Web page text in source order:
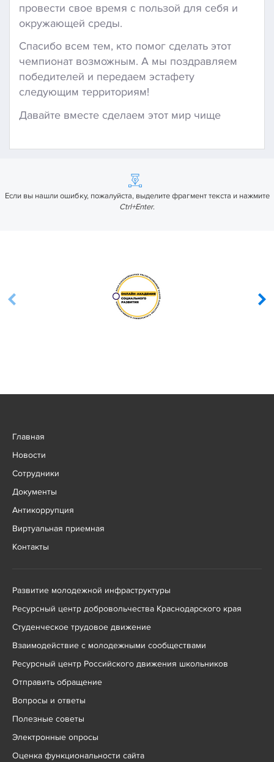
провести свое время с пользой для себя и
окружающей среды.
Спасибо всем тем, кто помог сделать этот
чемпионат возможным. А мы поздравляем
победителей и передаем эстафету
следующим территориям!
Давайте вместе сделаем этот мир чище
Если вы нашли ошибку, пожалуйста, выделите фрагмент текста и нажмите
Ctrl+Enter.
Главная
Новости
Сотрудники
Документы
Антикоррупция
Виртуальная приемная
Контакты
Развитие молодежной инфраструктуры
Ресурсный центр добровольчества Краснодарского края
Студенческое трудовое движение
Взаимодействие с молодежными сообществами
Ресурсный центр Российского движения школьников
Отправить обращение
Вопросы и ответы
Полезные советы
Электронные опросы
Оценка функциональности сайта